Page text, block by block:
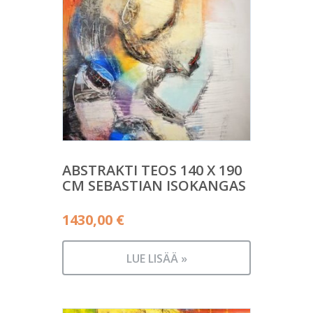
ABSTRAKTI TEOS 140 X 190
CM SEBASTIAN ISOKANGAS
1430,00 €
LUE LISÄÄ »